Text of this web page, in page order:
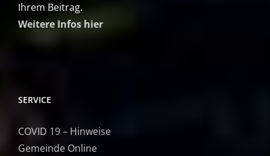
Ihrem Beitrag.
Weitere Infos hier
SERVICE
COVID 19 – Hinweise
Gemeinde Online